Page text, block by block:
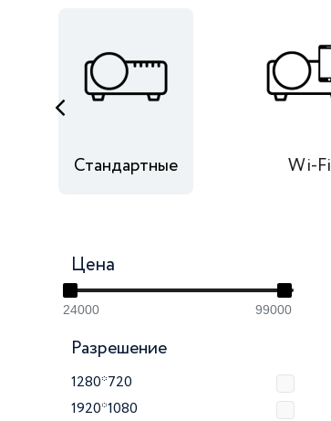
Стандартные Wi-Fi
Цена
24000 99000
Разрешение
1280*720
1920*1080